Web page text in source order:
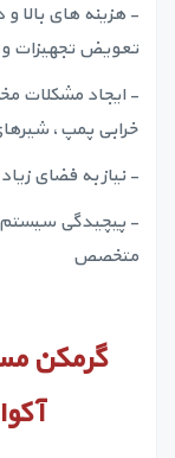
- هزینه های بالا
تعویض تجهیزات
- ایجاد مشکلات
خرابی پمپ،
- نیاز به فضای
- پیچیدگی سیستم،
متخصص
گرمکن